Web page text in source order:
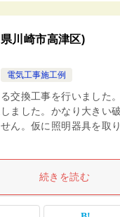
川崎市高津区)
電気工事施工例
交換工事を行いました
ました。かなり大きい
ん。仮に照明器具を取
続きを読む